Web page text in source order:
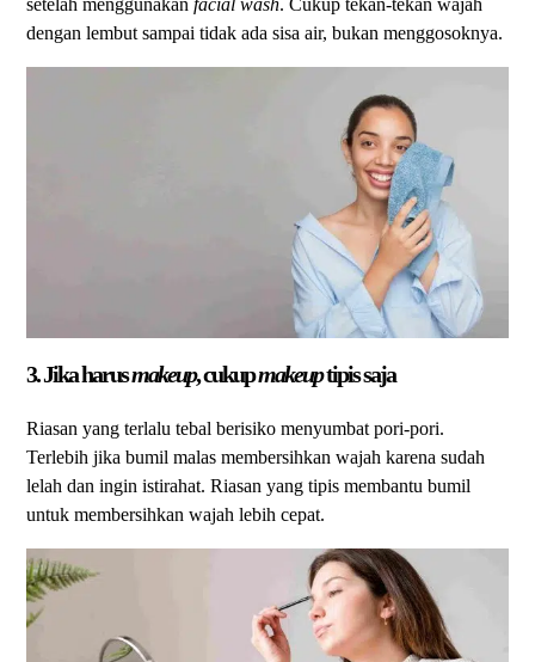
setelah menggunakan facial wash. Cukup tekan-tekan wajah
dengan lembut sampai tidak ada sisa air, bukan menggosoknya.
3. Jika harusmakeup, cukupmakeuptipis saja
Riasan yang terlalu tebal berisiko menyumbat pori-pori.
Terlebih jika bumil malas membersihkan wajah karena sudah
lelah dan ingin istirahat. Riasan yang tipis membantu bumil
untuk membersihkan wajah lebih cepat.